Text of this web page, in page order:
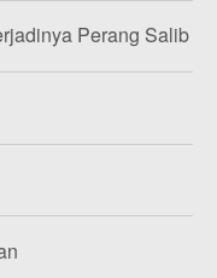
Perang Salib